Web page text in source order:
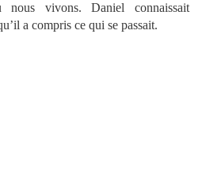
nous vivons. Daniel connaissait
a compris ce qui se passait.